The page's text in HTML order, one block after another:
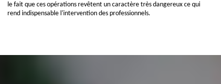
le fait que ces opérations revêtent un caractère très dangereux ce qui
rend indispensable l'intervention des professionnels.